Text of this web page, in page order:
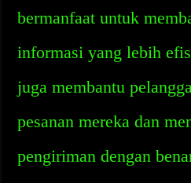
bermanfaat untuk
informasi yang lebih
juga membantu
pesanan mereka dan
pengiriman dengan